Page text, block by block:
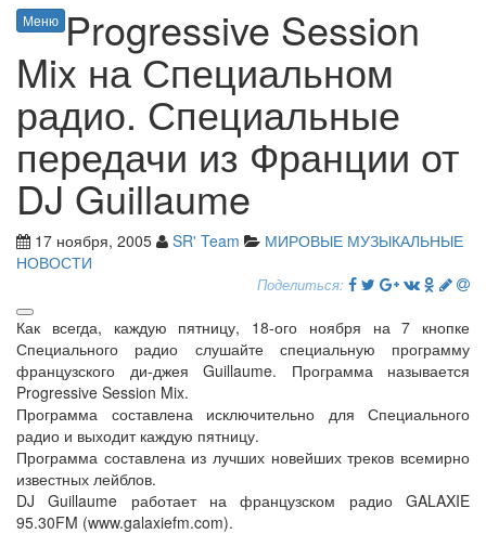
Меню Progressive Session
Mix на Специальном
радио. Специальные
передачи из Франции от
DJ Guillaume
17 ноября, 2005 SR' Team
МИРОВЫЕ МУЗЫКАЛЬНЫЕ
НОВОСТИ
Поделиться:
Как всегда, каждую пятницу, 18-ого ноября на 7 кнопке
Специального радио слушайте специальную программу
французского ди-джея Guillaume. Программа называется
Progressive Session Mix.
Программа составлена исключительно для Специального
радио и выходит каждую пятницу.
Программа составлена из лучших новейших треков всемирно
известных лейблов.
DJ Guillaume работает на французском радио GALAXIE
95.30FM (www.galaxiefm.com).